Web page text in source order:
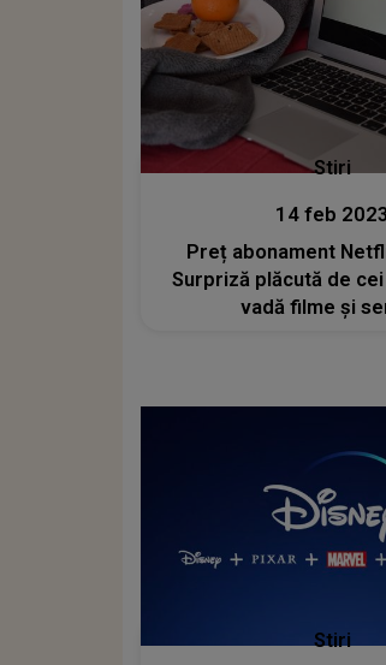
Stiri
14 feb 2023
Preț abonament
Surpriză plăcută de
vadă filme și
Stiri